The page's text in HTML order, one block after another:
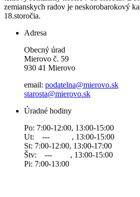
zemianskych radov je neskorobarokový
18.storočia.
Adresa
Obecný úrad
Mierovo č. 59
930 41 Mierovo
email: podatelna@mierovo.sk
starosta@mierovo.sk
Úradné hodiny
Po: 7:00-12:00, 13:00-15:00
Ut: --- , 13:00-15:00
St: 7:00-12:00, 13:00-17:00
Štv: --- , 13:00-15:00
Pi: 7:00-13:00